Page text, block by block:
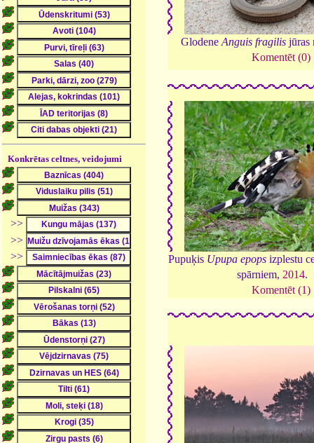
Konkrētas celtnes, veidojumi
>>
>>
>>
Glodene Anguis fragilis jūras
Komentēt (0)
Pupuķis Upupa epops izplestu
spārniem, 2014.
Komentēt (1)